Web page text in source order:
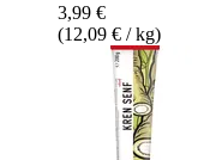
3,99 €
(12,09 € / kg)